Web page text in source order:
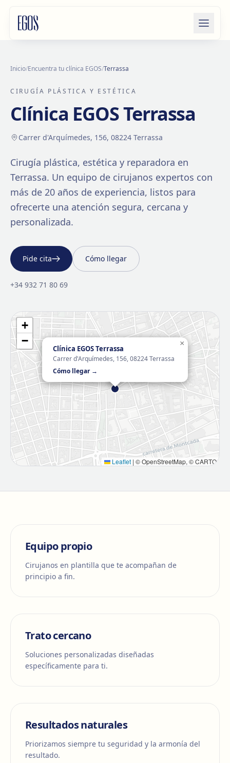
Inicio/Encuentra tu clínica EGOS/Terrassa
CIRUGÍA PLÁSTICA Y ESTÉTICA
Clínica EGOSTerrassa
Carrer d'Arquímedes, 156, 08224 Terrassa
Cirugía plástica, estética y reparadora en
Terrassa. Un equipo de cirujanos expertos con
más de 20 años de experiencia, listos para
ofrecerte una atención segura, cercana y
personalizada.
Pide cita Cómo llegar
+34 932 71 80 69
Clínica EGOS Terrassa
Carrer d'Arquímedes, 156, 08224 Terrassa
Cómo llegar →
×
+
−
Leaflet | © OpenStreetMap, © CARTO
Equipo propio
Cirujanos en plantilla que te acompañan de
principio a fin.
Trato cercano
Soluciones personalizadas diseñadas
específicamente para ti.
Resultados naturales
Priorizamos siempre tu seguridad y la armonía del
resultado.